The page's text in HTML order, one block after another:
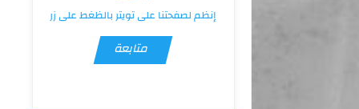
إنظم لصفحتنا على تويتر بالظغط على زر
متابعة